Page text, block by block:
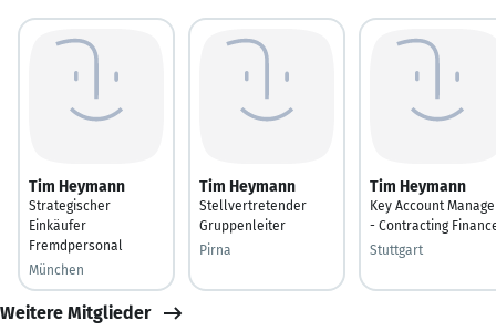
Tim Heymann
Strategischer
Einkäufer
Fremdpersonal
München
Tim Heymann
Stellvertretender
Gruppenleiter
Pirna
Tim Heymann
Key Account
- Contracting
Stuttgart
Weitere Mitglieder